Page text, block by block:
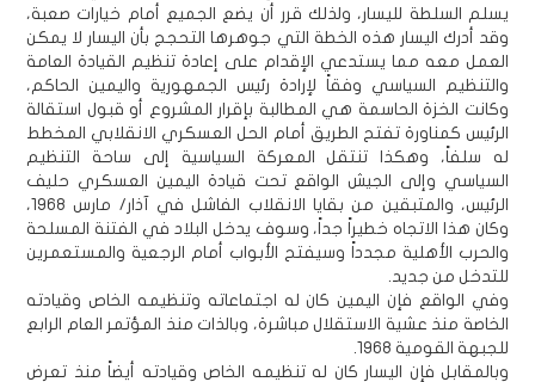
يسلم السلطة لليسار، ولذلك قرر أن يضع الجميع أمام خيارات صعبة،
وقد أدرك اليسار هذه الخطة التي جوهرها التحجج بأن اليسار لا يمكن
العمل معه مما يستدعي الإقدام على إعادة تنظيم القيادة العامة
والتنظيم السياسي وفقاً لإرادة رئيس الجمهورية واليمين الحاكم،
وكانت الخزة الحاسمة هي المطالبة بإقرار المشروع أو قبول استقالة
الرئيس كمناورة تفتح الطريق أمام الحل العسكري الانقلابي المخطط
له سلفاً، وهكذا تنتقل المعركة السياسية إلى ساحة التنظيم
السياسي وإلى الجيش الواقع تحت قيادة اليمين العسكري حليف
الرئيس، والمتبقين من بقايا الانقلاب الفاشل في آذار/ مارس 1968،
وكان هذا الاتجاه خطيراً جداً، وسوف يدخل البلاد في الفتنة المسلحة
والحرب الأهلية مجدداً وسيفتح الأبواب أمام الرجعية والمستعمرين
للتدخل من جديد.
وفي الواقع فإن اليمين كان له اجتماعاته وتنظيمه الخاص وقيادته
الخاصة منذ عشية الاستقلال مباشرة، وبالذات منذ المؤتمر العام الرابع
للجبهة القومية 1968.
وبالمقابل فإن اليسار كان له تنظيمه الخاص وقيادته أيضاً منذ تعرض